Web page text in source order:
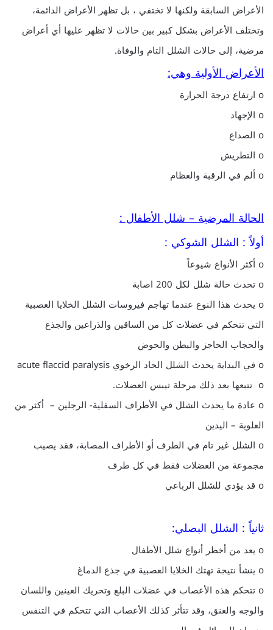
الأعراض السابقة ولكنها لا تختفي ، بل تظهر الأعراض الدائمة،
وتختلف الأعراض بشكل كبير بين حالات لا تظهر عليها أي أعراض
مرضية، إلى حالات الشلل التام والوفاة.
الأعراض الأولية وهي:
o ارتفاع درجة الحرارة
o الإجهاد
o الصداع
o التطريش
o ألم في الرقبة والعظام
الحالة المرضية – شلل الأطفال :
أولاً : الشلل الشوكي :
o أكثر الأنواع شيوعاً
o تحدث حالة شلل لكل 200 اصابة
o يحدث هذا النوع عندما تهاجم فيروسات الشلل الخلايا العصبية
التي تتحكم في عضلات كل من الساقين والذراعين والجذع
والحجاب الحاجز والبطن والحوض
o في البداية يحدث الشلل الحاد الرخوي acute flaccid paralysis
o تتبعها بعد ذلك مرحلة تيبس العضلات.
o عادة ما يحدث الشلل في الأطراف السفلية- الرجلين – أكثر من
العلوية – اليدين
o الشلل غير تام في الطرف أو الأطراف المصابة، فقد يصيب
مجموعة من العضلات فقط في كل طرف
o قد يؤدي للشلل الرباعي
ثانياً : الشلل البصلي:
o يعد من أخطر أنواع شلل الأطفال
o ينشأ نتيجة تهتك الخلايا العصبية في جذع الدماغ
o تتحكم هذه الأعصاب في عضلات البلع وتحريك العينين واللسان
والوجه والعنق، وقد تتأثر كذلك الأعصاب التي تتحكم في التنفس